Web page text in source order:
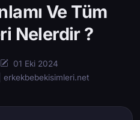
Ve Tüm
Nelerdir ?
01 Eki 2024
erkekbebekisimleri.net